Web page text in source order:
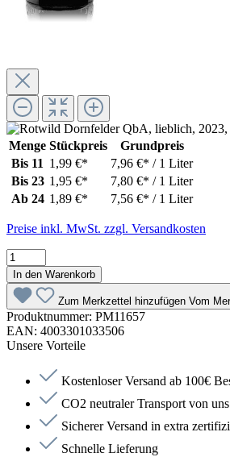
Menge Stückpreis
Grundpreis
Bis 11 1,99 €*
7,96 €* / 1 Liter
Bis 23 1,95 €*
7,80 €* / 1 Liter
Ab 24 1,89 €* 7,56 €* / 1 Liter
Preise inkl. MwSt. zzgl. Versandkosten
In den Warenkorb
Zum Merkzettel hinzufügen Vom
Produktnummer: PM11657
EAN: 4003301033506
Unsere Vorteile
Kostenloser Versand ab 100€
CO2 neutraler Transport von
Sicherer Versand in extra
Schnelle Lieferung